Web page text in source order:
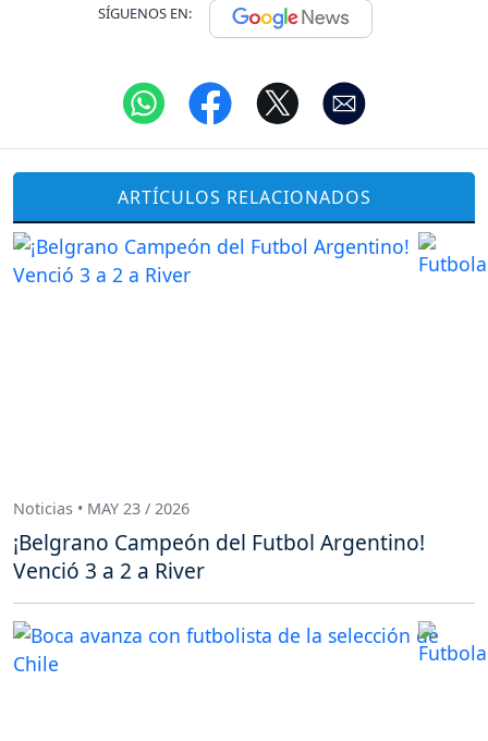
SÍGUENOS EN:
ARTÍCULOS RELACIONADOS
Noticias • MAY 23 / 2026
¡Belgrano Campeón del Futbol Argentino!
Venció 3 a 2 a River